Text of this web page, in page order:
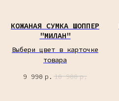
КОЖАНАЯ СУМКА ШОППЕР
"МИЛАН"
Выбери цвет в карточке
товара
9 990 р. 10 900 р.